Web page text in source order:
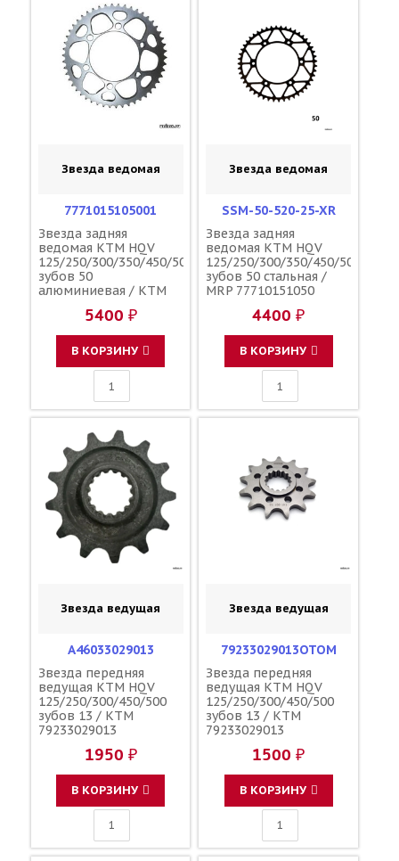
Звезда ведомая
7771015105001
Звезда задняя
ведомая KTM HQV
125/250/300/350/450/500
зубов 50
алюминиевая / KTM
5400 ₽
В КОРЗИНУ
Звезда ведомая
SSM-50-520-25-XR
Звезда задняя
ведомая KTM HQV
125/250/300/350/450/500
зубов 50 стальная /
MRP 77710151050
4400 ₽
В КОРЗИНУ
Звезда ведущая
A46033029013
Звезда передняя
ведущая KTM HQV
125/250/300/450/500
зубов 13 / KTM
79233029013
1950 ₽
В КОРЗИНУ
Звезда ведущая
79233029013OTOM
Звезда передняя
ведущая KTM HQV
125/250/300/450/500
зубов 13 / KTM
79233029013
1500 ₽
В КОРЗИНУ